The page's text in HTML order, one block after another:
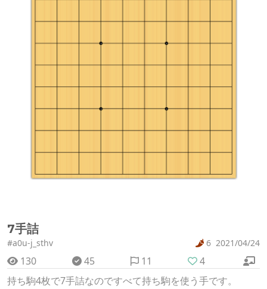
7手詰
#a0u-j_sthv 6 2021/04/24
130 45 11
4
持ち駒4枚で7手詰なのですべて持ち駒を使う手です。